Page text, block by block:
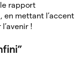
le rapport
en mettant l’accent
!